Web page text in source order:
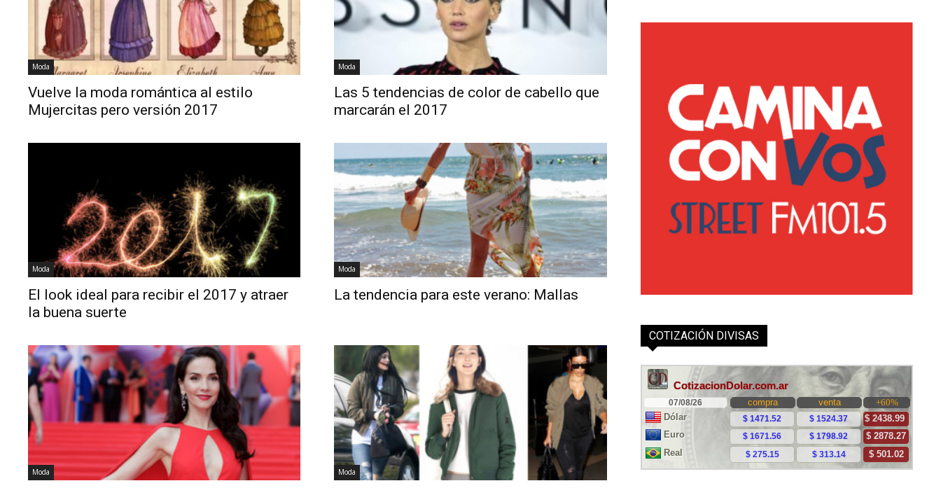
Moda
Vuelve la moda romántica al estilo
Mujercitas pero versión 2017
Moda
Las 5 tendencias de color de cabello que
marcarán el 2017
Moda
El look ideal para recibir el 2017 y atraer
la buena suerte
Moda
La tendencia para este verano: Mallas
Moda Moda
COTIZACIÓN DIVISAS